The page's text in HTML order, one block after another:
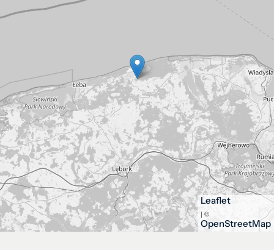
Leaflet
| ©
OpenStreetMap